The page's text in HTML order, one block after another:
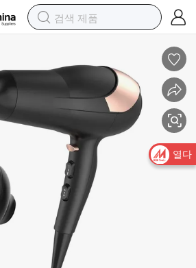
열다